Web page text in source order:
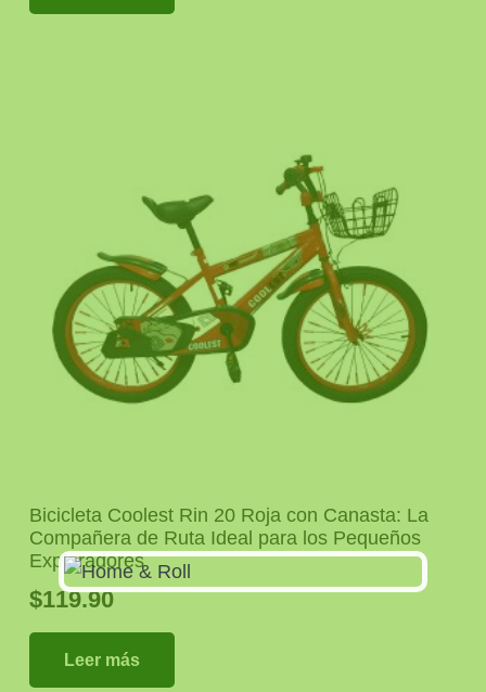
Bicicleta Coolest Rin 20 Roja con Canasta: La
Compañera de Ruta Ideal para los Pequeños
Exploradores
$119.90
Leer más